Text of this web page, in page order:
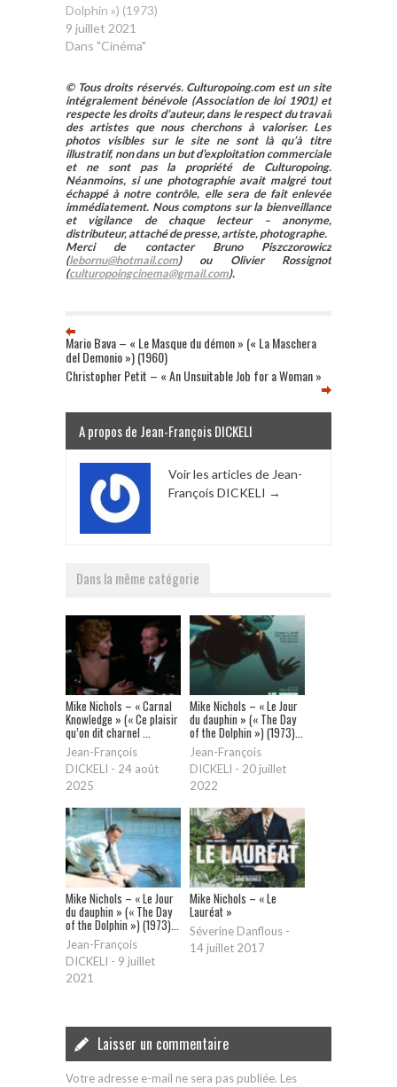
Dolphin ») (1973)
9 juillet 2021
Dans "Cinéma"
© Tous droits réservés. Culturopoing.com est un site
intégralement bénévole (Association de loi 1901) et
respecte les droits d’auteur, dans le respect du travail
des artistes que nous cherchons à valoriser. Les
photos visibles sur le site ne sont là qu’à titre
illustratif, non dans un but d’exploitation commerciale
et ne sont pas la propriété de Culturopoing.
Néanmoins, si une photographie avait malgré tout
échappé à notre contrôle, elle sera de fait enlevée
immédiatement. Nous comptons sur la bienveillance
et vigilance de chaque lecteur – anonyme,
distributeur, attaché de presse, artiste, photographe.
Merci de contacter Bruno Piszczorowicz
(lebornu@hotmail.com) ou Olivier Rossignot
(culturopoingcinema@gmail.com).
Mario Bava – « Le Masque du démon » (« La Maschera
del Demonio ») (1960)
Christopher Petit – « An Unsuitable Job for a Woman »
A propos de Jean-François DICKELI
Voir les articles de Jean-
François DICKELI →
Dans la même catégorie
Mike Nichols – « Carnal
Knowledge » (« Ce plaisir
qu’on dit charnel ...
Jean-François
DICKELI - 24 août
2025
Mike Nichols – « Le Jour
du dauphin » (« The Day
of the Dolphin ») (1973)...
Jean-François
DICKELI - 20 juillet
2022
Mike Nichols – « Le Jour
du dauphin » (« The Day
of the Dolphin ») (1973)...
Jean-François
DICKELI - 9 juillet
2021
Mike Nichols – « Le
Lauréat »
Séverine Danflous -
14 juillet 2017
Laisser un commentaire
Votre adresse e-mail ne sera pas publiée. Les